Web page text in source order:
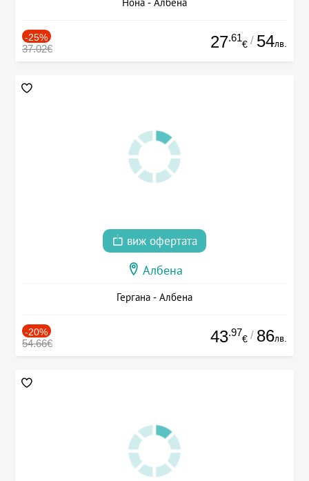
Нона - Албена
-25%
37.02€ 27.61
€ / 54лв.
виж офертата
Албена
Гергана - Албена
-20%
54.66€ 43.97
€ / 86лв.